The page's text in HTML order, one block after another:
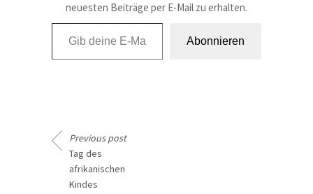
neuesten Beiträge per E-Mail zu erhalten.
Gib deine E-Mail-Adresse ein ...
Abonnieren
Previous post
Tag des
afrikanischen
Kindes